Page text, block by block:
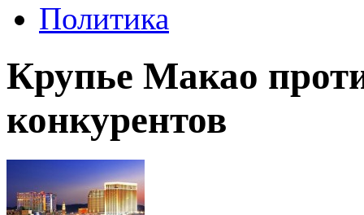
Политика
Крупье Макао
конкурентов